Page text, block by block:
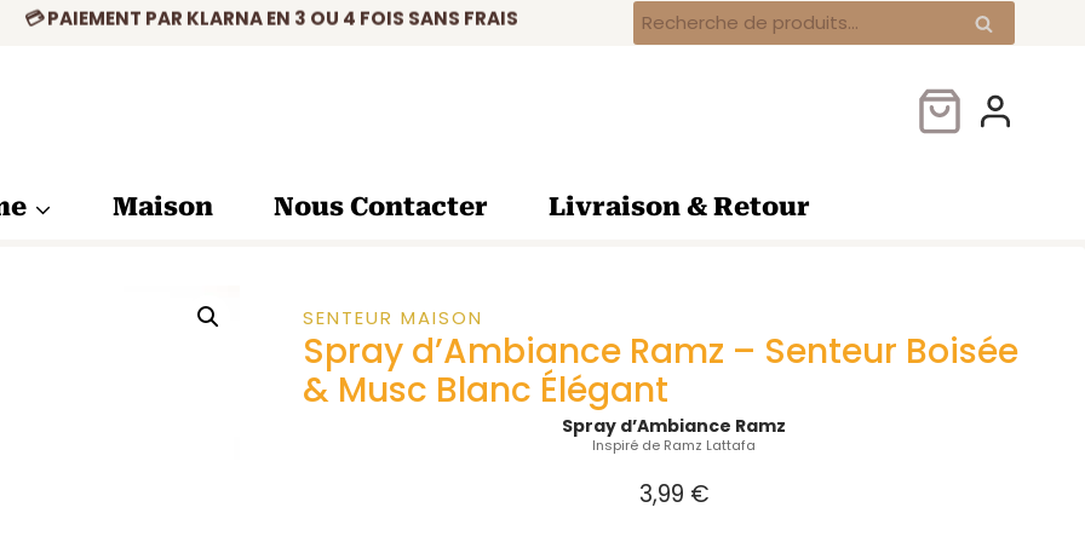
💳 PAIEMENT PAR KLARNA EN 3 OU 4 FOIS SANS FRAIS
Recherche
pour :
Recherche
Maison Nous Contacter Livraison & Retour
SENTEUR MAISON
Spray d’Ambiance Ramz – Senteur Boisée
& Musc Blanc Élégant
Spray d’Ambiance Ramz
Inspiré de Ramz Lattafa
3,99 €
Spray
d’Ambiance
Musc